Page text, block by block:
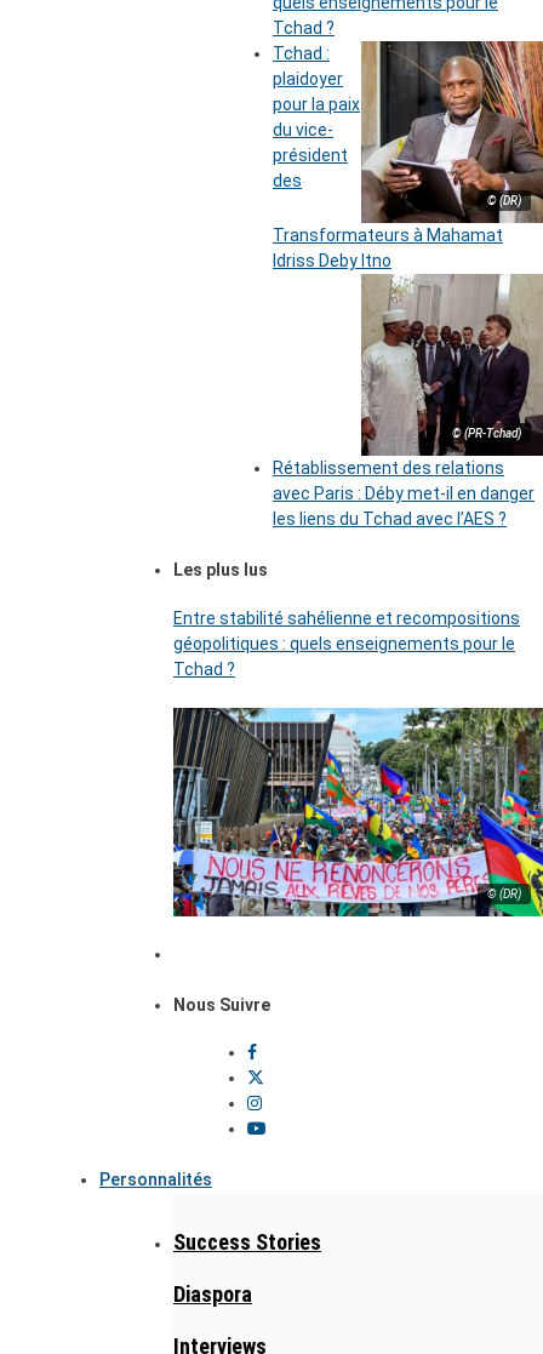
Tchad ?
© (DR)
Tchad :
plaidoyer
pour la paix
du vice-
président
des
Transformateurs à Mahamat
Idriss Deby Itno
© (PR-Tchad)
Rétablissement des relations
avec Paris : Déby met-il en danger
les liens du Tchad avec l’AES ?
Les plus lus
Entre stabilité sahélienne et recompositions
géopolitiques : quels enseignements pour le
Tchad ?
© (DR)
Nous Suivre
Personnalités
Success Stories
Diaspora
Interviews